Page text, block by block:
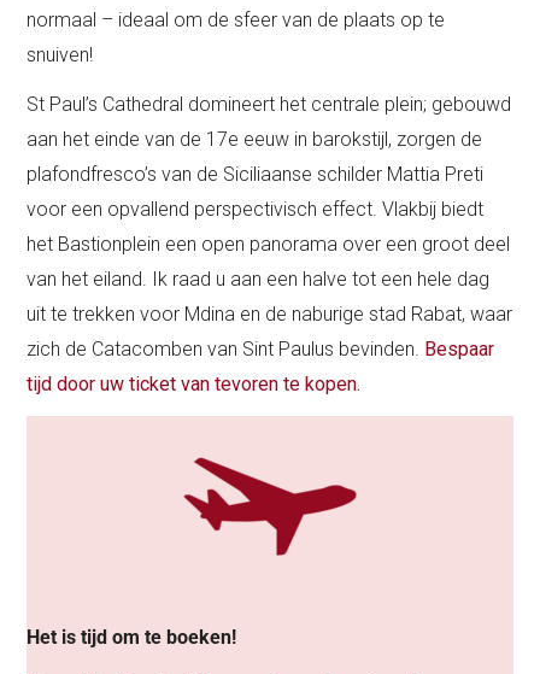
normaal – ideaal om de sfeer van de plaats op te
snuiven!
St Paul’s Cathedral domineert het centrale plein; gebouwd
aan het einde van de 17e eeuw in barokstijl, zorgen de
plafondfresco’s van de Siciliaanse schilder Mattia Preti
voor een opvallend perspectivisch effect. Vlakbij biedt
het Bastionplein een open panorama over een groot deel
van het eiland. Ik raad u aan een halve tot een hele dag
uit te trekken voor Mdina en de naburige stad Rabat, waar
zich de Catacomben van Sint Paulus bevinden. Bespaar
tijd door uw ticket van tevoren te kopen.
Het is tijd om te boeken!